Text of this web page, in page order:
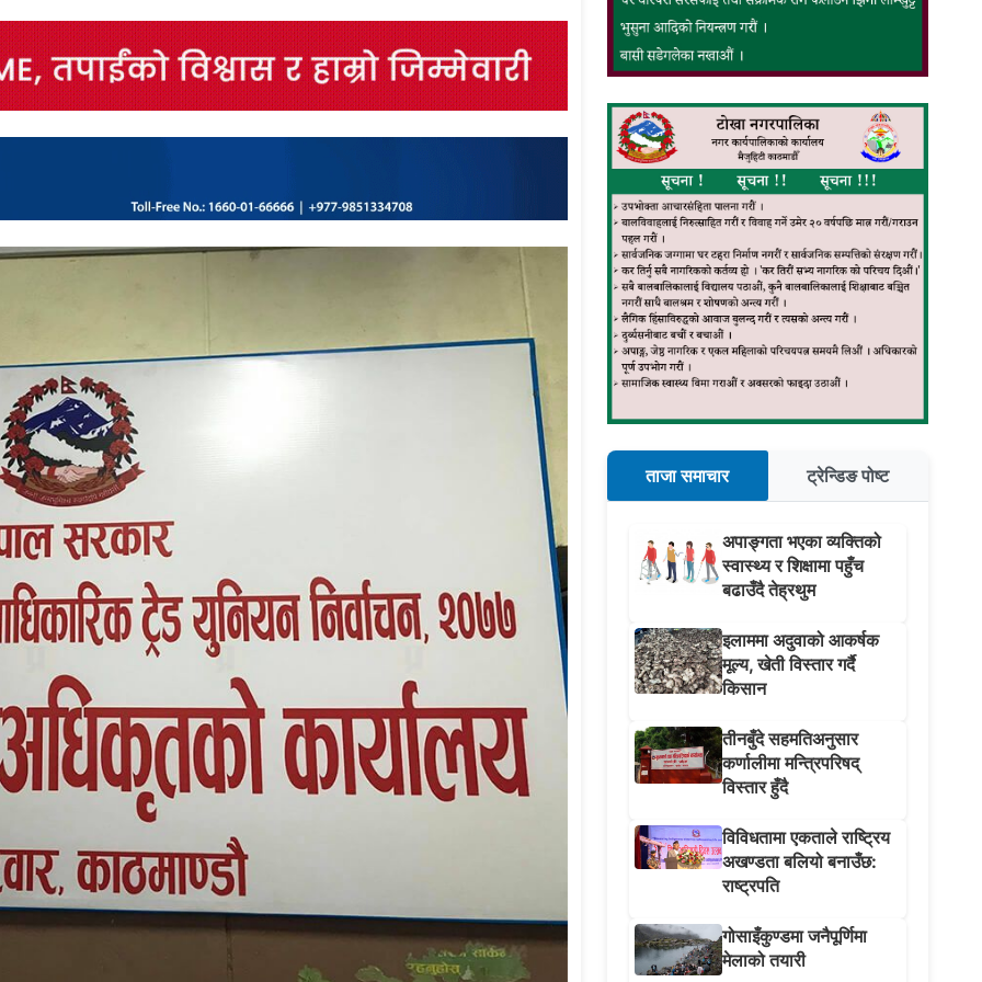
ताजा समाचार ट्रेन्डिङ पोष्ट
अपाङ्गता भएका व्यक्तिको
स्वास्थ्य र शिक्षामा पहुँच
बढाउँदै तेह्रथुम
इलाममा अदुवाको आकर्षक
मूल्य, खेती विस्तार गर्दै
किसान
तीनबुँदे सहमतिअनुसार
कर्णालीमा मन्त्रिपरिषद्
विस्तार हुँदै
विविधतामा एकताले राष्ट्रिय
अखण्डता बलियो बनाउँछ:
राष्ट्रपति
गोसाइँकुण्डमा जनैपूर्णिमा
मेलाको तयारी